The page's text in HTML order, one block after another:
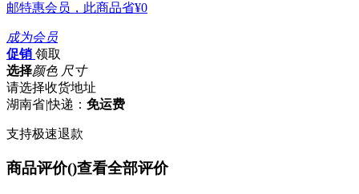
邮特惠会员，此商品省¥0
成为会员
促销 领取
选择颜色 尺寸
请选择收货地址
湖南省|快递： 免运费
支持极速退款
商品评价()查看全部评价